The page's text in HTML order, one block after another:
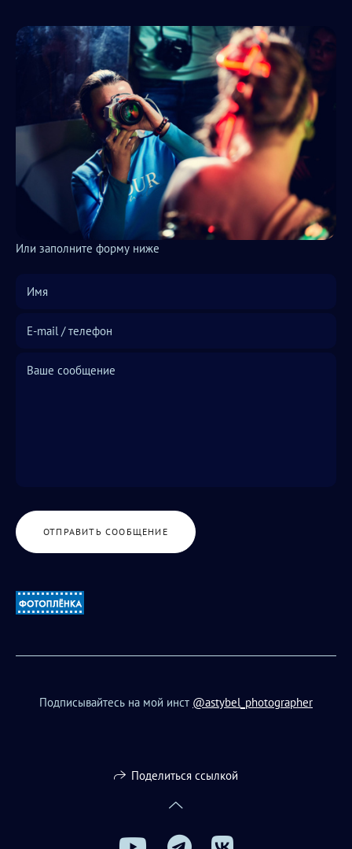
Или заполните форму ниже
ОТПРАВИТЬ СООБЩЕНИЕ
Подписывайтесь на мой инст @astybel_photographer
Поделиться ссылкой